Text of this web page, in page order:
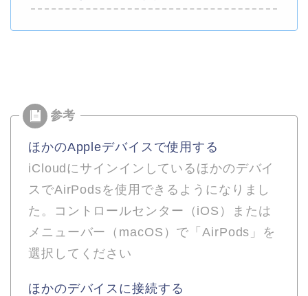
ほかのAppleデバイスで使用する
iCloudにサインインしているほかのデバイ
スでAirPodsを使用できるようになりまし
た。コントロールセンター（iOS）または
メニューバー（macOS）で「AirPods」を
選択してください
ほかのデバイスに接続する